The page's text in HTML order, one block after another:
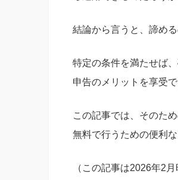
結論から言うと、諦め
特定の条件を満たせば
申告のメリットを享受
この記事では、そのた
無料で行うための便利
（この記事は2026年2